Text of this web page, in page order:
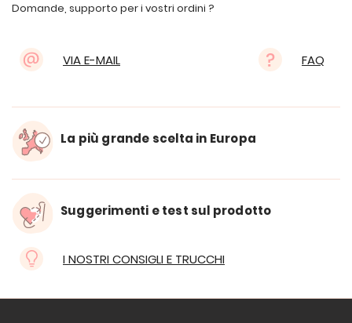
Domande, supporto per i vostri ordini ?
VIA E-MAIL FAQ
La più grande scelta in Europa
Suggerimenti e test sul prodotto
I NOSTRI CONSIGLI E TRUCCHI